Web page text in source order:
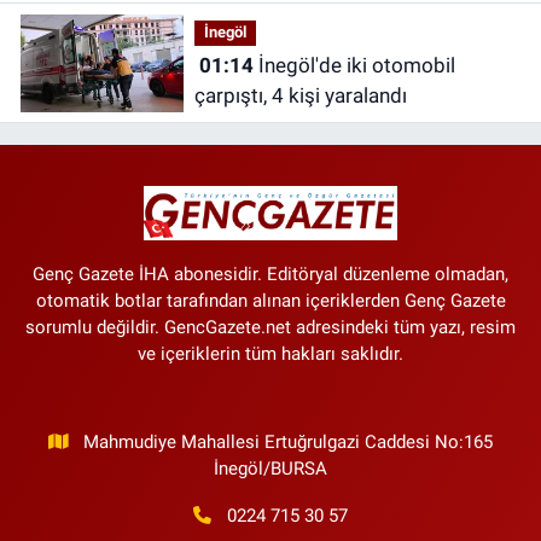
İnegöl
01:14İnegöl'de iki otomobil
çarpıştı, 4 kişi yaralandı
Genç Gazete İHA abonesidir. Editöryal düzenleme olmadan,
otomatik botlar tarafından alınan içeriklerden Genç Gazete
sorumlu değildir. GencGazete.net adresindeki tüm yazı, resim
ve içeriklerin tüm hakları saklıdır.
Mahmudiye Mahallesi Ertuğrulgazi Caddesi No:165
İnegöl/BURSA
0224 715 30 57